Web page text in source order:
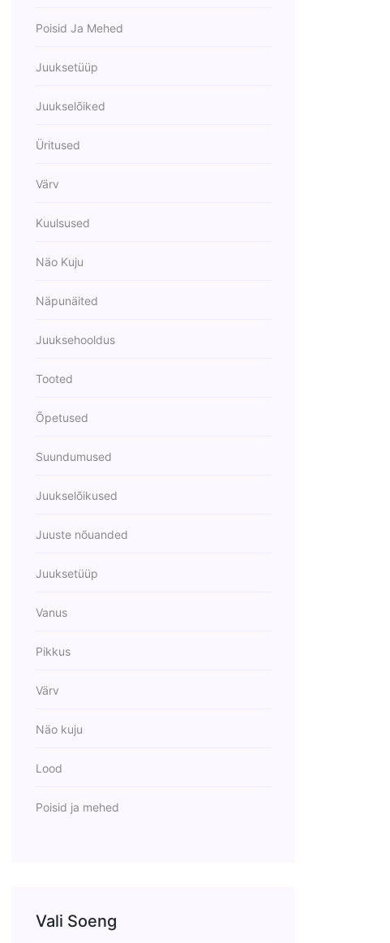
Poisid Ja Mehed
Juuksetüüp
Juukselõiked
Üritused
Värv
Kuulsused
Näo Kuju
Näpunäited
Juuksehooldus
Tooted
Õpetused
Suundumused
Juukselõikused
Juuste nõuanded
Juuksetüüp
Vanus
Pikkus
Värv
Näo kuju
Lood
Poisid ja mehed
Vali Soeng